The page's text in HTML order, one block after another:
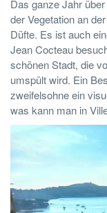
Das ganze Jahr
der Vegetation an
Düfte. Es ist auch
Jean Cocteau
schönen Stadt, die
umspült wird. Ein
zweifelsohne ein
was kann man in